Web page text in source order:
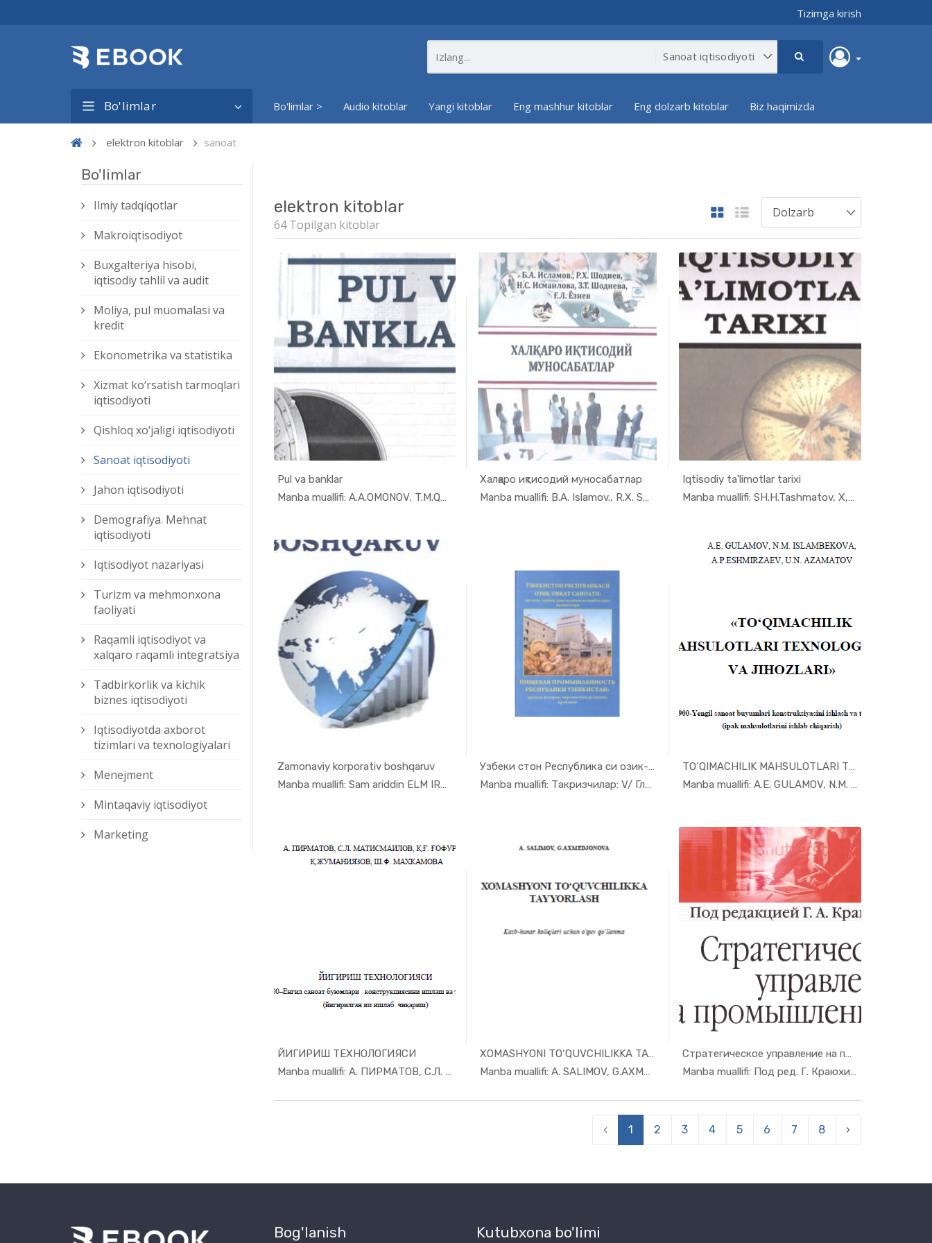
Tizimga kirish
Bo'limlar Bo'limlar > Audio kitoblar Yangi kitoblar Eng mashhur kitoblar Eng dolzarb kitoblar Biz haqimizda
elektron kitoblar sanoat
Bo'limlar
Ilmiy tadqiqotlar
Makroiqtisodiyot
Buxgalteriya hisobi,
iqtisodiy tahlil va audit
Moliya, pul muomalasi va
kredit
Ekonometrika va statistika
Xizmat kо‘rsatish tarmoqlari
iqtisodiyoti
Qishloq xо‘jaligi iqtisodiyoti
Sanoat iqtisodiyoti
Jahon iqtisodiyoti
Demografiya. Mehnat
iqtisodiyoti
Iqtisodiyot nazariyasi
Turizm va mehmonxona
faoliyati
Raqamli iqtisodiyot va
xalqaro raqamli integratsiya
Tadbirkorlik va kichik
biznes iqtisodiyoti
Iqtisodiyotda axborot
tizimlari va texnologiyalari
Menejment
Mintaqaviy iqtisodiyot
Marketing
elektron kitoblar
64 Topilgan kitoblar
Pul va banklar
Manba muallifi: A.A.OMONOV, T.M.QORALIYEV
In Sanoat ...
Халқаро иқтисодий муносабатлар
Manba muallifi: B.A. Islamov., R.X. Shodi...
In Sanoat ...
Iqtisodiy ta'limotlar tarixi
Manba muallifi: SH.H.Tashmatov, X,S.Asatu...
In Sanoat ...
Zamonaviy korporativ boshqaruv
Manba muallifi: Sam ariddin ELM IRZAYEV
In Sanoat ...
Узбеки стон Республика си озик-о...
Manba muallifi: Такризчилар: V/ Глушенков...
In Sanoat ...
TO‘QIMACHILIK MAHSULOTLARI TEXNO...
Manba muallifi: A.E. GULAMOV, N.M. ISLAMB...
In Sanoat ...
ЙИГИРИШ ТЕХНОЛОГИЯСИ
Manba muallifi: А. ПИРМАТОВ, С.Л. МАТИСМА...
In Sanoat ...
XOMASHYONI TО‘QUVCHILIKKA TAYYOR...
Manba muallifi: A. SALIMOV, G.AXMEDJONOVA
In Sanoat ...
Стратегическое управление на про...
Manba muallifi: Под ред. Г. Краюхина
In Sanoat ...
‹ 1 2 3 4 5 6 7 8 ›
Bog'lanish Kutubxona bo'limi